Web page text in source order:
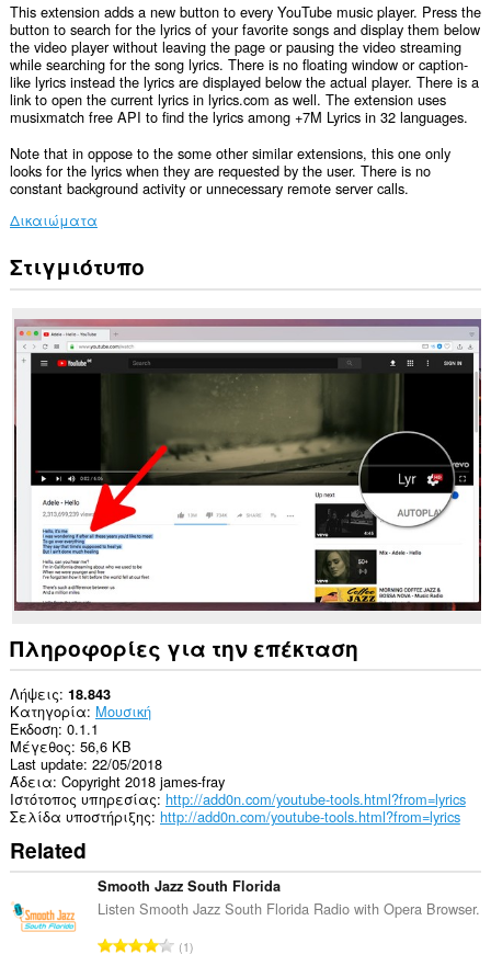
This extension adds a new button to every YouTube music player. Press the
button to search for the lyrics of your favorite songs and display them below
the video player without leaving the page or pausing the video streaming
while searching for the song lyrics. There is no floating window or caption-
like lyrics instead the lyrics are displayed below the actual player. There is a
link to open the current lyrics in lyrics.com as well. The extension uses
musixmatch free API to find the lyrics among +7M Lyrics in 32 languages.
Note that in oppose to the some other similar extensions, this one only
looks for the lyrics when they are requested by the user. There is no
constant background activity or unnecessary remote server calls.
Δικαιώματα
Αυτή
η
μπορεί
να
έχει
πρόσβαση
σας
ιστότοπους.
Στιγμιότυπο
Πληροφορίες για την επέκταση
Λήψεις 18.843
Κατηγορία Μουσική
Έκδοση 0.1.1
Μέγεθος 56,6 KB
Last update 22/05/2018
Άδεια Copyright 2018 james-fray
Ιστότοπος υπηρεσίας http://add0n.com/youtube-tools.html?from=lyrics
Σελίδα υποστήριξης http://add0n.com/youtube-tools.html?from=lyrics
Related
Smooth Jazz South Florida
Listen Smooth Jazz South Florida Radio with Opera Browser.
Σ1